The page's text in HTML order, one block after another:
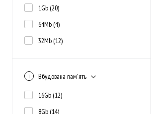
1Gb (20)
64Mb (4)
32Mb (12)
Вбудована пам'ять
16Gb (12)
8Gb (14)